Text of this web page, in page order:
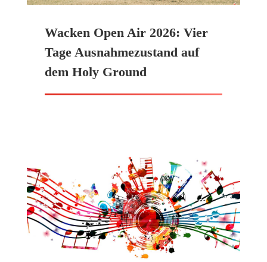
Wacken Open Air 2026: Vier
Tage Ausnahmezustand auf
dem Holy Ground